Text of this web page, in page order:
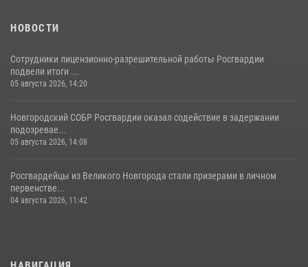
НОВОСТИ
Сотрудники лицензионно-разрешительной работы Росгвардии
подвели итоги ...
05 августа 2026, 14:20
Новгородский СОБР Росгвардии оказал содействие в задержании
подозревае...
05 августа 2026, 14:08
Росгвардейцы из Великого Новгорода стали призерами в личном
первенстве...
04 августа 2026, 11:42